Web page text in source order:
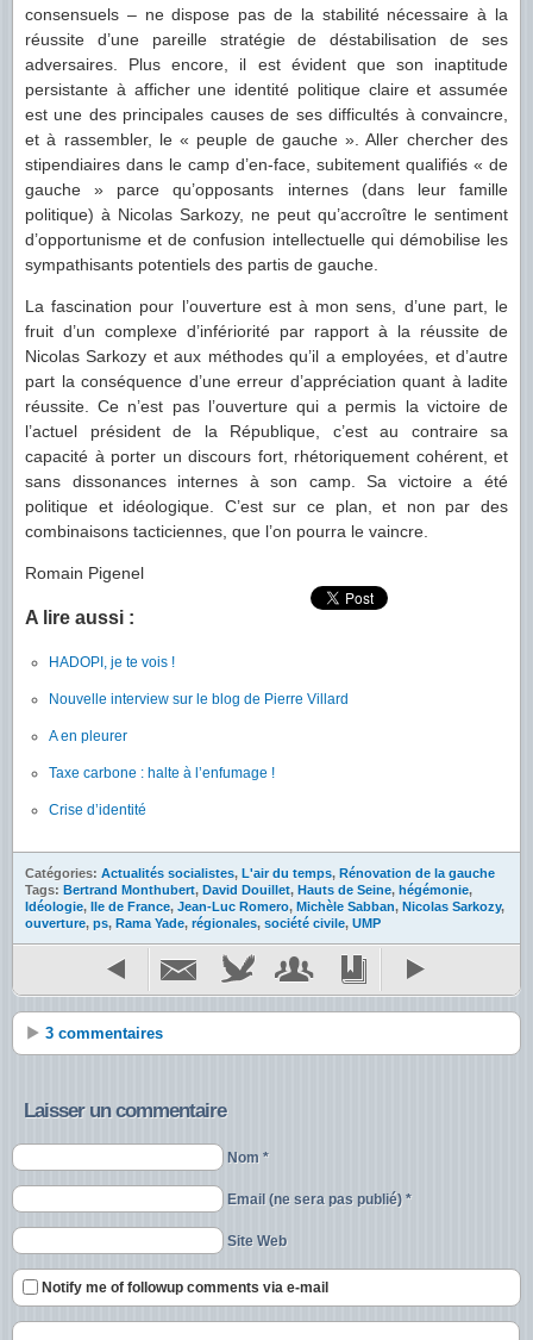
consensuels – ne dispose pas de la stabilité nécessaire à la
réussite d’une pareille stratégie de déstabilisation de ses
adversaires. Plus encore, il est évident que son inaptitude
persistante à afficher une identité politique claire et assumée
est une des principales causes de ses difficultés à convaincre,
et à rassembler, le « peuple de gauche ». Aller chercher des
stipendiaires dans le camp d’en-face, subitement qualifiés « de
gauche » parce qu’opposants internes (dans leur famille
politique) à Nicolas Sarkozy, ne peut qu’accroître le sentiment
d’opportunisme et de confusion intellectuelle qui démobilise les
sympathisants potentiels des partis de gauche.
La fascination pour l’ouverture est à mon sens, d’une part, le
fruit d’un complexe d’infériorité par rapport à la réussite de
Nicolas Sarkozy et aux méthodes qu’il a employées, et d’autre
part la conséquence d’une erreur d’appréciation quant à ladite
réussite. Ce n’est pas l’ouverture qui a permis la victoire de
l’actuel président de la République, c’est au contraire sa
capacité à porter un discours fort, rhétoriquement cohérent, et
sans dissonances internes à son camp. Sa victoire a été
politique et idéologique. C’est sur ce plan, et non par des
combinaisons tacticiennes, que l’on pourra le vaincre.
Romain Pigenel
A lire aussi :
HADOPI, je te vois !
Nouvelle interview sur le blog de Pierre Villard
A en pleurer
Taxe carbone : halte à l’enfumage !
Crise d’identité
Catégories: Actualités socialistes, L'air du temps, Rénovation de la gauche
Tags: Bertrand Monthubert, David Douillet, Hauts de Seine, hégémonie,
Idéologie, Ile de France, Jean-Luc Romero, Michèle Sabban, Nicolas Sarkozy,
ouverture, ps, Rama Yade, régionales, société civile, UMP
3 commentaires
Laisser un commentaire
Nom *
Email (ne sera pas publié) *
Site Web
Notify me of followup comments via e-mail